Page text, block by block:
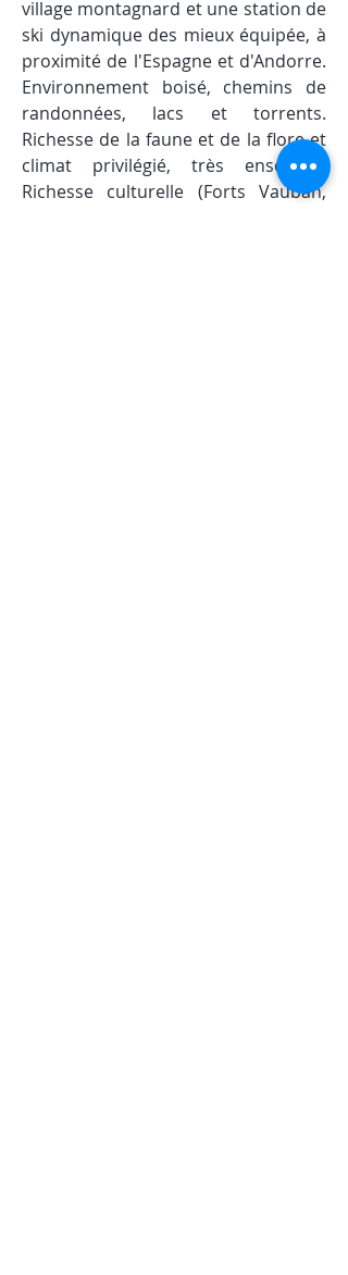
village montagnard et une station de
ski dynamique des mieux équipée, à
proximité de l'Espagne et d'Andorre.
Environnement boisé, chemins de
randonnées, lacs et torrents.
Richesse de la faune et de la flore et
climat privilégié, très ensoleillé.
Richesse culturelle (Forts Vauban,